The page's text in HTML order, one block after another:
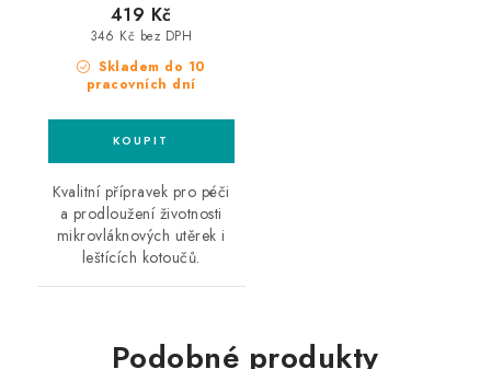
Skladem do 10
pracovních dní
346 Kč bez DPH
419 Kč
Kvalitní přípravek pro péči
a prodloužení životnosti
mikrovláknových utěrek i
leštících kotoučů.
Podobné produkty